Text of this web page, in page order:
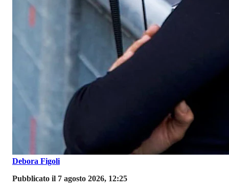
Debora Figoli
Pubblicato il 7 agosto 2026, 12:25